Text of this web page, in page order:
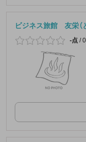
ビジネス旅館 友栄（
-点 /